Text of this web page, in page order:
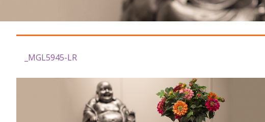
_MGL5945-LR